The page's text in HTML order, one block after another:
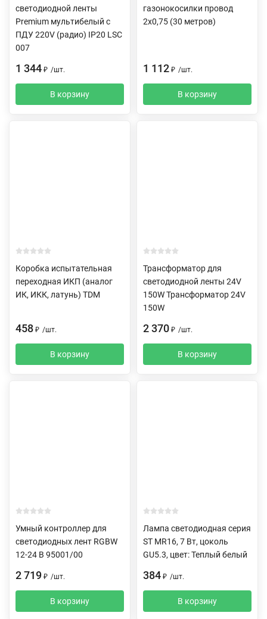
светодиодной ленты
Premium мультибелый с
ПДУ 220V (радио) IP20 LSC
007
1 344 ₽ /шт.
В корзину
газонокосилки провод
2х0,75 (30 метров)
1 112 ₽ /шт.
В корзину
Коробка испытательная
переходная ИКП (аналог
ИК, ИКК, латунь) TDM
458 ₽ /шт.
В корзину
Трансформатор для
светодиодной ленты 24V
150W Трансформатор 24V
150W
2 370 ₽ /шт.
В корзину
Умный контроллер для
светодиодных лент RGBW
12-24 В 95001/00
2 719 ₽ /шт.
В корзину
Лампа светодиодная серия
ST MR16, 7 Вт, цоколь
GU5.3, цвет: Теплый белый
384 ₽ /шт.
В корзину